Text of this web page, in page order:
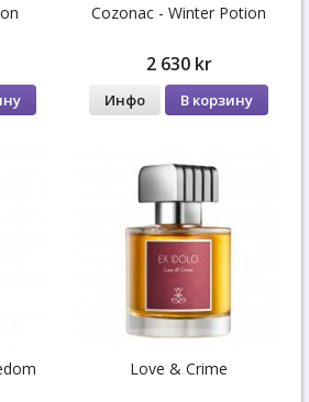
Cozonac - Winter Potion
2 630 kr
Инфо В корзину
Love & Crime